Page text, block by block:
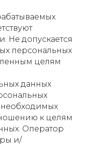
Не допускается
персональных
целям
данных
необходимых
к целям
Оператор
и/